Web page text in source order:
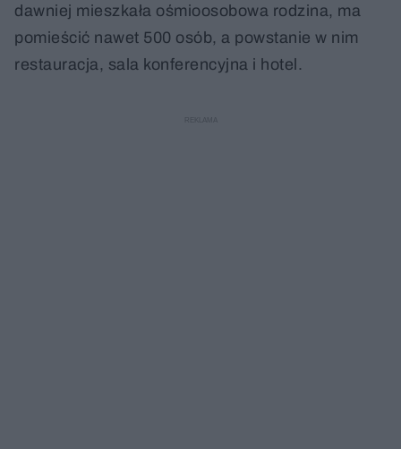
dawniej mieszkała ośmioosobowa rodzina, ma
pomieścić nawet 500 osób, a powstanie w nim
restauracja, sala konferencyjna i hotel.